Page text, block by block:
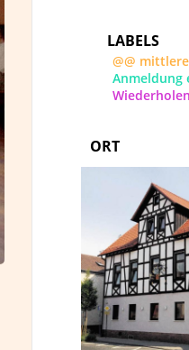
LABELS
@@
Anmeldung
ORT